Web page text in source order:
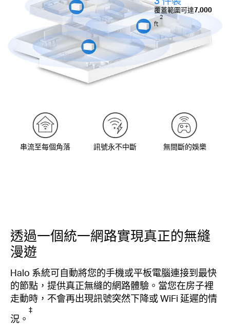
串流至每個角落 訊號永不中斷 無間斷的娛樂
覆蓋範圍可達7,000
ft
2
透過一個統一網路實現真正的無縫
漫遊
Halo 系統可自動將您的手機或平板電腦連接到最快
的節點，提供真正無縫的網路體驗。當您在房子裡
走動時，不會再出現訊號突然下降或 WiFi 延遲的情
況。
‡